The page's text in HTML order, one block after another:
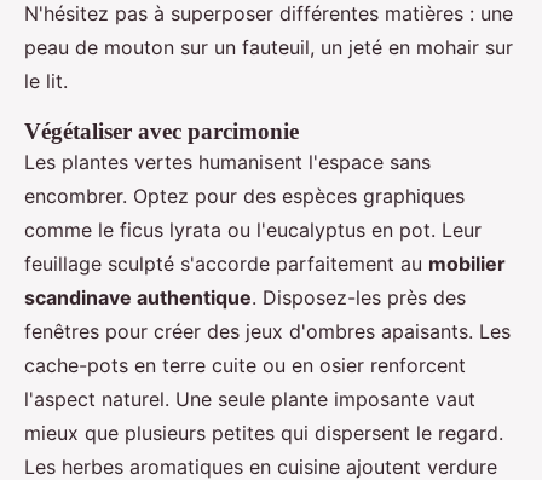
N'hésitez pas à superposer différentes matières : une
peau de mouton sur un fauteuil, un jeté en mohair sur
le lit.
Végétaliser avec parcimonie
Les plantes vertes humanisent l'espace sans
encombrer. Optez pour des espèces graphiques
comme le ficus lyrata ou l'eucalyptus en pot. Leur
feuillage sculpté s'accorde parfaitement au mobilier
scandinave authentique. Disposez-les près des
fenêtres pour créer des jeux d'ombres apaisants. Les
cache-pots en terre cuite ou en osier renforcent
l'aspect naturel. Une seule plante imposante vaut
mieux que plusieurs petites qui dispersent le regard.
Les herbes aromatiques en cuisine ajoutent verdure